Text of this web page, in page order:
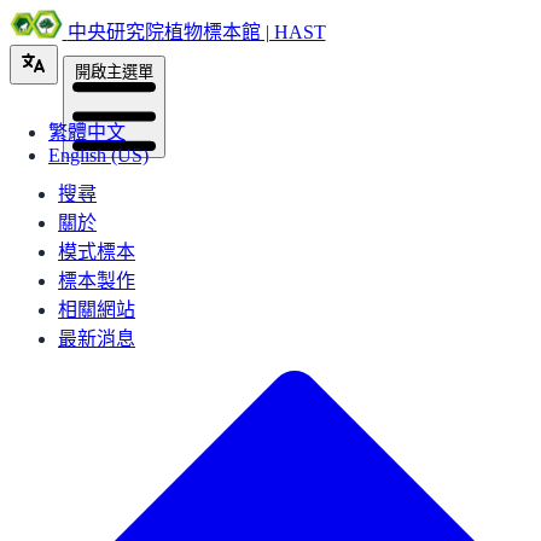
中央研究院植物標本館 | HAST
繁體中文
English (US)
開啟主選單
搜尋
關於
模式標本
標本製作
相關網站
最新消息